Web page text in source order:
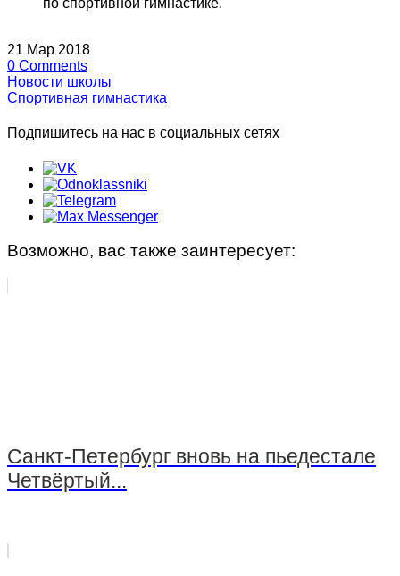
по спортивной гимнастике.
21 Мар 2018
0 Comments
Новости школы
Спортивная гимнастика
Подпишитесь на нас в социальных сетях
Возможно, вас также заинтересует:
Санкт-Петербург вновь на пьедестале
Четвёртый...